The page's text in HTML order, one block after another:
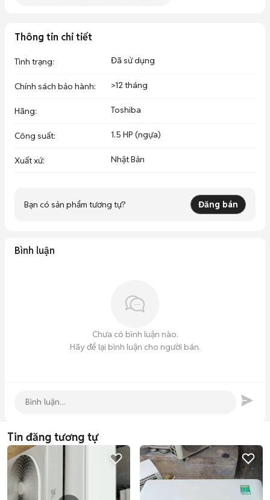
Thông tin chi tiết
Tình trạng: Đã sử dụng
Chính sách bảo hành: >12 tháng
Hãng: Toshiba
Công suất: 1.5 HP (ngựa)
Xuất xứ: Nhật Bản
Bạn có sản phẩm tương tự? Đăng bán
Bình luận
Chưa có bình luận nào.
Hãy để lại bình luận cho người bán.
Tin đăng tương tự